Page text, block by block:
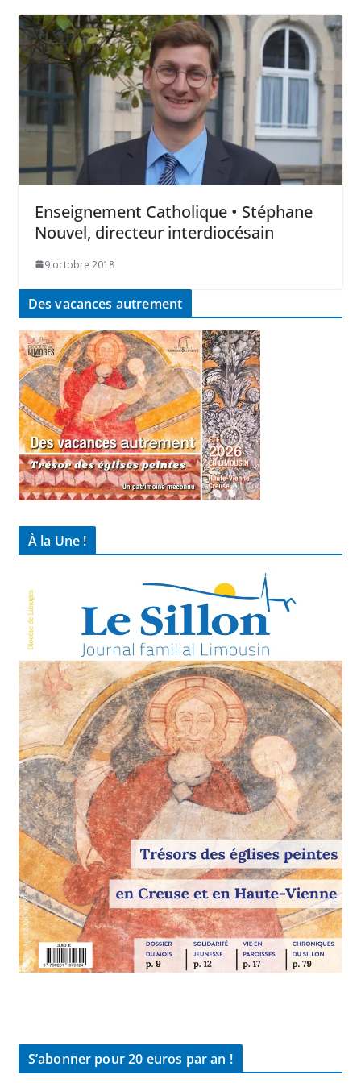
Enseignement Catholique • Stéphane
Nouvel, directeur interdiocésain
9 octobre 2018
Des vacances autrement
À la Une !
S’abonner pour 20 euros par an !